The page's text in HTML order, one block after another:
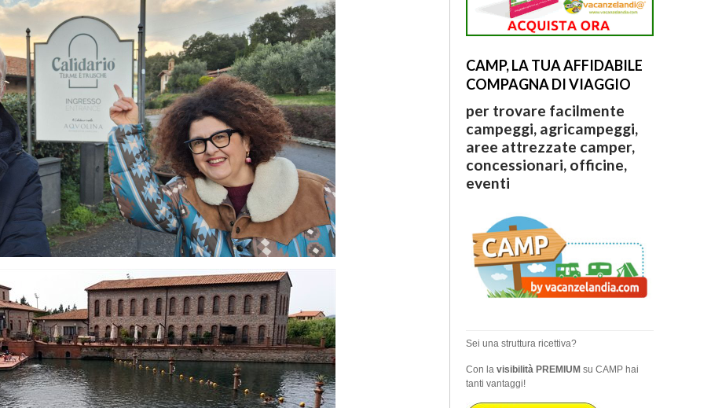
CAMP, LA TUA AFFIDABILE
COMPAGNA DI VIAGGIO
per trovare facilmente
campeggi, agricampeggi,
aree attrezzate camper,
concessionari, officine,
eventi
Sei una struttura ricettiva?
Con la visibilità PREMIUMsu CAMP hai
tanti vantaggi!